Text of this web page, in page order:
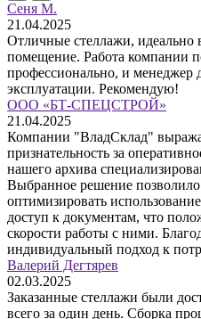
Сеня М.
21.04.2025
Отличные стеллажи, идеально
помещение. Работа компании
профессионально, и менеджер
эксплуатации. Рекомендую!
ООО «БТ-СПЕЦСТРОЙ»
21.04.2025
Компании "ВладСклад"
признательность за
нашего архива
Выбранное решение
оптимизировать
доступ к документам, что
скорости работы с ними.
индивидуальный подход к
Валерий Дегтярев
02.03.2025
Заказанные стеллажи были
всего за один день. Сборка